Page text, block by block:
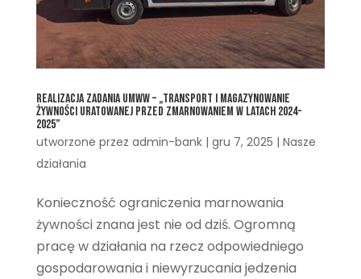
Realizacja zadania UMWW – „Transport i magazynowanie
żywności uratowanej przed zmarnowaniem w latach 2024-
2025”
utworzone przez admin-bank| gru 7, 2025 | Nasze
działania
Konieczność ograniczenia marnowania
żywności znana jest nie od dziś. Ogromną
pracę w działania na rzecz odpowiedniego
gospodarowania i niewyrzucania jedzenia